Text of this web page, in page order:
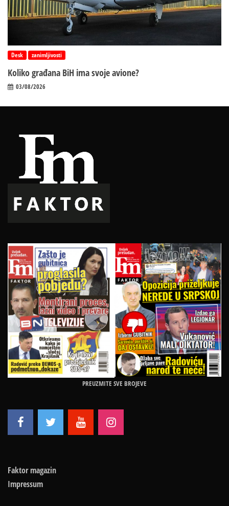
Desk zanimljivosti
Koliko građana BiH ima svoje avione?
03/08/2026
PREUZMITE SVE BROJEVE
Faktor magazin
Impressum